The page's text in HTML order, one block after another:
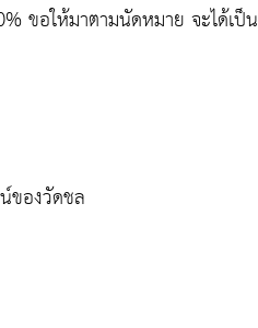
ขอให้มาตามนัดหมาย จะได้เป็น
ของวัดชล